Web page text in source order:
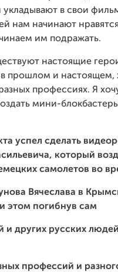
в свои
нам начинают
им подражать.
настоящие
прошлом и настоящем,
профессиях. Я
мини-
успел сделать
который
самолетов во
Вячеслава в
этом погибнув сам
и других русских
профессий и